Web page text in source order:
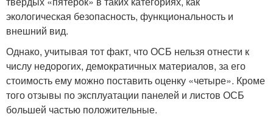
экологическая безопасность, функциональность и
внешний вид.
Однако, учитывая тот факт, что ОСБ нельзя отнести к
числу недорогих, демократичных материалов, за его
стоимость ему можно поставить оценку «четыре». Кроме
того отзывы по эксплуатации панелей и листов ОСБ
большей частью положительные.